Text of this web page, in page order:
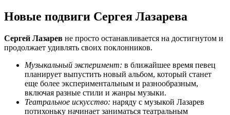
Новые подвиги Сергея Лазарева
Сергей Лазарев не просто останавливается на достигнутом и
продолжает удивлять своих поклонников.
Музыкальный эксперимент: в ближайшее время певец
планирует выпустить новый альбом, который станет
еще более экспериментальным и разнообразным,
включая разные стили и жанры музыки.
Театральное искусство: наряду с музыкой Лазарев
потихоньку начинает заниматься театральным